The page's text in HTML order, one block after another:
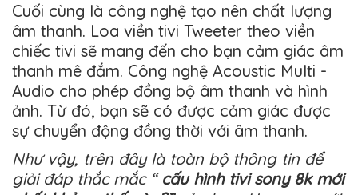
Cuối cùng là công nghệ tạo nên chất lượng
âm thanh. Loa viền tivi Tweeter theo viền
chiếc tivi sẽ mang đến cho bạn cảm giác âm
thanh mê đắm. Công nghệ Acoustic Multi -
Audio cho phép đồng bộ âm thanh và hình
ảnh. Từ đó, bạn sẽ có được cảm giác được
sự chuyển động đồng thời với âm thanh.
Như vậy, trên đây là toàn bộ thông tin để
giải đáp thắc mắc “ cấu hình tivi sony 8k mới